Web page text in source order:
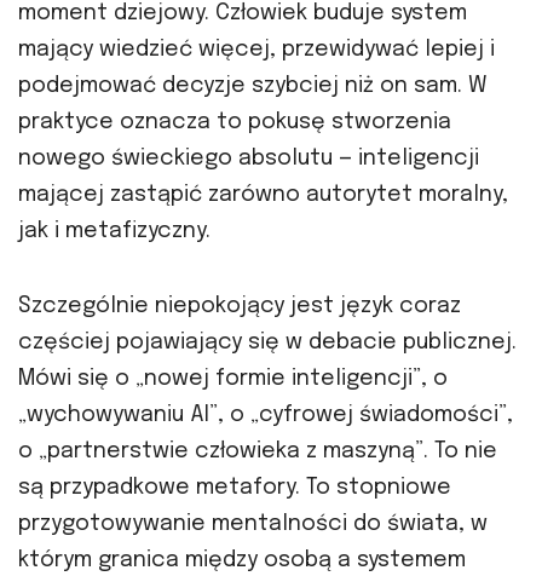
moment dziejowy. Człowiek buduje system
mający wiedzieć więcej, przewidywać lepiej i
podejmować decyzje szybciej niż on sam. W
praktyce oznacza to pokusę stworzenia
nowego świeckiego absolutu — inteligencji
mającej zastąpić zarówno autorytet moralny,
jak i metafizyczny.
Szczególnie niepokojący jest język coraz
częściej pojawiający się w debacie publicznej.
Mówi się o „nowej formie inteligencji”, o
„wychowywaniu AI”, o „cyfrowej świadomości”,
o „partnerstwie człowieka z maszyną”. To nie
są przypadkowe metafory. To stopniowe
przygotowywanie mentalności do świata, w
którym granica między osobą a systemem